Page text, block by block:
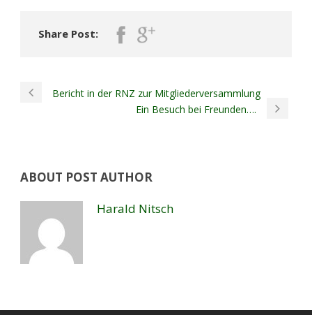
Share Post:
Bericht in der RNZ zur Mitgliederversammlung
Ein Besuch bei Freunden….
ABOUT POST AUTHOR
Harald Nitsch